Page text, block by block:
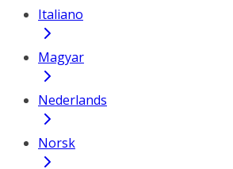
Italiano
Magyar
Nederlands
Norsk